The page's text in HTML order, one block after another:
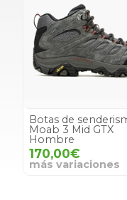
Botas de
Moab 3 Mid GTX
Hombre
170,00€
más variaciones